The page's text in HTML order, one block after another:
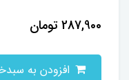
287,900تومان